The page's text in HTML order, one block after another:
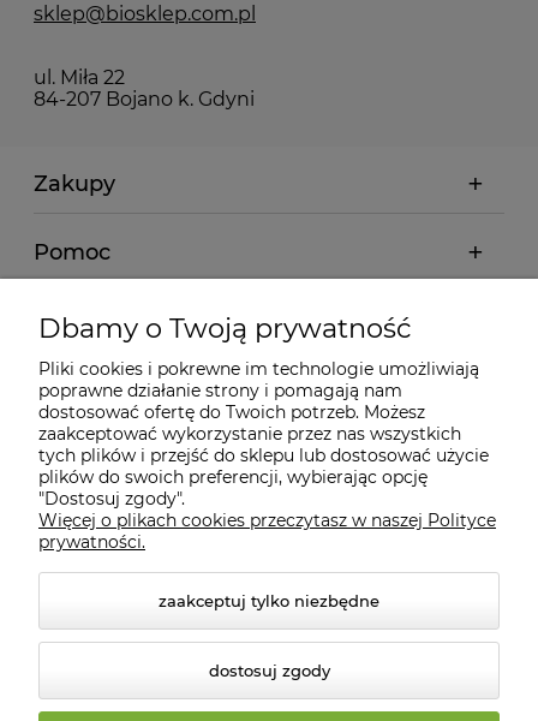
sklep@biosklep.com.pl
ul. Miła 22
84-207 Bojano k. Gdyni
Zakupy
Pomoc
Moje konto
Informacje
O nas
Kontakt
Dbamy o Twoją prywatność
Pliki cookies i pokrewne im technologie umożliwiają
poprawne działanie strony i pomagają nam
dostosować ofertę do Twoich potrzeb. Możesz
zaakceptować wykorzystanie przez nas wszystkich
tych plików i przejść do sklepu lub dostosować użycie
plików do swoich preferencji, wybierając opcję
"Dostosuj zgody".
Więcej o plikach cookies przeczytasz w naszej Polityce
prywatności.
zaakceptuj tylko niezbędne
dostosuj zgody